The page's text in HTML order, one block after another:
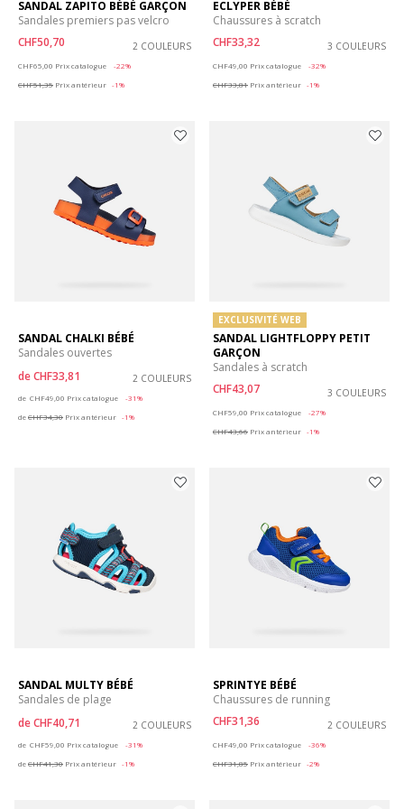
SANDAL ZAPITO BÉBÉ GARÇON
Sandales premiers pas velcro
CHF50,70
2 COULEURS
CHF65,00 Prix catalogue
-22%
CHF51,35 Prix antérieur -1%
ECLYPER BÉBÉ
Chaussures à scratch
CHF33,32
3 COULEURS
CHF49,00 Prix catalogue
-32%
CHF33,81 Prix antérieur -1%
SANDAL CHALKI BÉBÉ
Sandales ouvertes
deCHF33,81 2 COULEURS
de CHF49,00 Prix catalogue
-31%
deCHF34,30 Prix antérieur -1%
EXCLUSIVITÉ WEB
SANDAL LIGHTFLOPPY PETIT
GARÇON
Sandales à scratch
CHF43,07
3 COULEURS
CHF59,00 Prix catalogue
-27%
CHF43,66 Prix antérieur -1%
SANDAL MULTY BÉBÉ
Sandales de plage
deCHF40,71 2 COULEURS
de CHF59,00 Prix catalogue
-31%
deCHF41,30 Prix antérieur -1%
SPRINTYE BÉBÉ
Chaussures de running
CHF31,36
2 COULEURS
CHF49,00 Prix catalogue
-36%
CHF31,85 Prix antérieur -2%